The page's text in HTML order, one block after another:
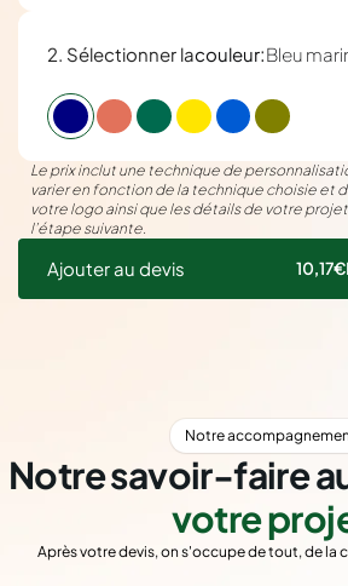
2. Sélectionner lacouleur:Bleu
Le prix inclut une technique de
varier en fonction de la technique choisie et
votre logo ainsi que les détails de votre
l’étape suivante.
Ajouter au devis 10,17€
Notre
Notre savoir-faire
votre
Après votre devis, on s'occupe de tout, de la